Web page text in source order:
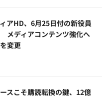
アHD、6月25日付の新役員
メディアコンテンツ強化へ
変更
スこそ購読転換の鍵、12億